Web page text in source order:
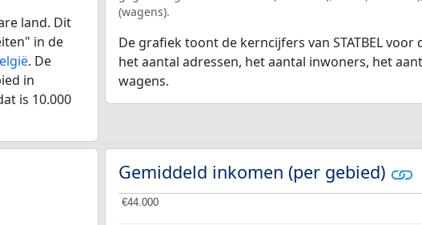
land. Dit
in de
. De
in
is 10.000
(wagens).
De grafiek toont de kerncijfers van STATBEL
het aantal adressen, het aantal inwoners, het
wagens.
Gemiddeld inkomen (per gebied)
€44.000
€44.000